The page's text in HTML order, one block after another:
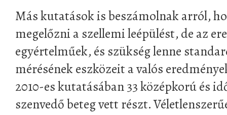
Más kutatások is beszámolnak arról,
megelőzni a szellemi leépülést, de az
egyértelműek, és szükség lenne
mérésének eszközeit a valós
2010-es kutatásában 33 középkorú és
szenvedő beteg vett részt.